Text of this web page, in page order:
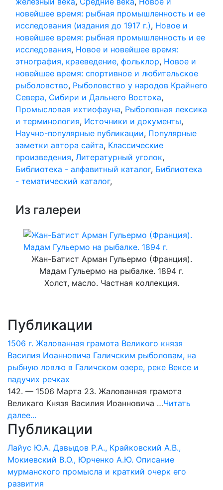
новейшее время: рыбная промышленность и ее
исследования (издания до 1917 г.), Новое и
новейшее время: рыбная промышленность и ее
исследования, Новое и новейшее время:
этнография, краеведение, фольклор, Новое и
новейшее время: спортивное и любительское
рыболовство, Рыболовство у народов Крайнего
Севера, Сибири и Дальнего Востока,
Промысловая ихтиофауна, Рыболовная лексика
и терминология, Источники и документы,
Научно-популярные публикации, Популярные
заметки автора сайта, Классические
произведения, Литературный уголок,
Библиотека - алфавитный каталог, Библиотека
- тематический каталог,
Из галереи
Жан-Батист Арман Гульермо (Франция).
Мадам Гульермо на рыбалке. 1894 г.
Холст, масло. Частная коллекция.
Публикации
1506 г. Жалованная грамота Великого князя
Василия Иоанновича Галичским рыболовам, на
рыбную ловлю в Галичском озере, реке Вексе и
падучих речках
142. — 1506 Марта 23. Жалованная грамота
Великаго Князя Василия Иоанновича …Читать
далее...
Публикации
Лайус Ю.А. Давыдов Р.А., Крайковский А.В.,
Мокиевский В.О., Юрченко А.Ю. Описание
мурманского промысла и краткий очерк его
развития